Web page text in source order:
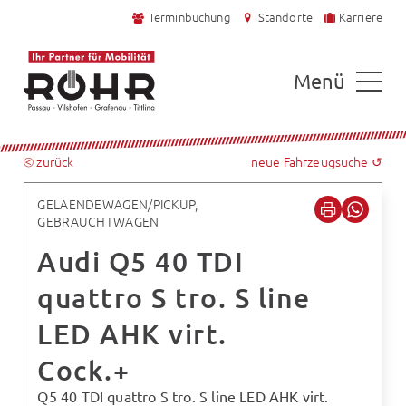
Terminbuchung Standorte Karriere
Menü
⧀ zurück neue Fahrzeugsuche ↺
GELAENDEWAGEN/PICKUP,
GEBRAUCHTWAGEN
Audi Q5 40 TDI
quattro S tro. S line
LED AHK virt.
Cock.+
Q5 40 TDI quattro S tro. S line LED AHK virt.